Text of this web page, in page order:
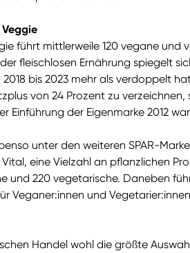
Veggie
führt mittlerweile 120 vegane und
fleischlosen Ernährung spiegelt
bis 2023 mehr als verdoppelt
von 24 Prozent zu verzeichnen,
Einführung der Eigenmarke 2012
unter den weiteren SPAR-
Vital, eine Vielzahl an pflanzlichen
und 220 vegetarische. Daneben
Veganer:innen und
Handel wohl die größte